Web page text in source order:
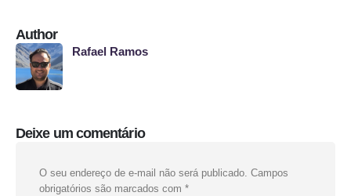
Author
Rafael Ramos
Deixe um comentário
O seu endereço de e-mail não será publicado. Campos
obrigatórios são marcados com *